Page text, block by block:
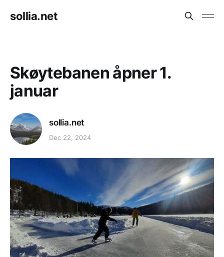
sollia.net
Skøytebanen åpner 1.
januar
sollia.net
Dec 22, 2024